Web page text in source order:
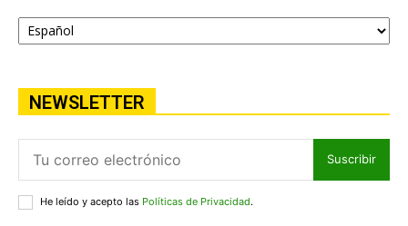
NEWSLETTER
Suscribir
He leído y acepto las Políticas de Privacidad.